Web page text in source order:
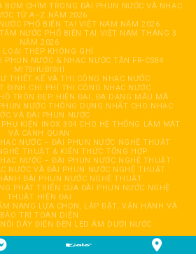
BƠM CHÌM TRONG ĐÀI PHUN NƯỚC VÀ NHẠC
TỪ A–Z NĂM 2026
PHỔ BIẾN TẠI VIỆT NAM NĂM 2026
NƯỚC PHỔ BIẾN TẠI VIỆT NAM THÁNG 3
NĂM 2026
LOẠI THÉP KHÔNG GHỈ
NƯỚC & NHẠC NƯỚC TẦN FR-CS84
MITSHUBISHI
THIẾT KẾ VÀ THI CÔNG NHẠC NƯỚC
ĐỊNH CHI PHÍ THI CÔNG NHẠC NƯỚC
TRÒN ĐẸP, HIỆN ĐẠI, ĐA DẠNG MẪU MÃ
NƯỚC THÔNG DỤNG NHẤT CHO NHẠC
VÀ ĐÀI PHUN NƯỚC
KIỆN INOX 304 CHO HỆ THỐNG LÀM MÁT
VÀ CẢNH QUAN
NƯỚC – ĐÀI PHUN NƯỚC NGHỆ THUẬT
THUẬT & KIẾN THỨC TỔNG HỢP
NƯỚC – ĐÀI PHUN NƯỚC NGHỆ THUẬT
NƯỚC VÀ ĐÀI PHUN NƯỚC NGHỆ THUẬT
ĐÀI PHUN NƯỚC NGHỆ THUẬT
PHÁT TRIỂN CỦA ĐÀI PHUN NƯỚC NGHỆ
THUẬT HIỆN ĐẠI
NANG LỰA CHỌN, LẮP ĐẶT, VẬN HÀNH VÀ
BẢO TRÌ TOÀN DIỆN
DÂY ĐIỆN ĐÈN LED ÂM DƯỚI NƯỚC
TNHH TỰ ĐỘNG HOÁ GIẢI TRÍ HẢI ĐĂNG. All